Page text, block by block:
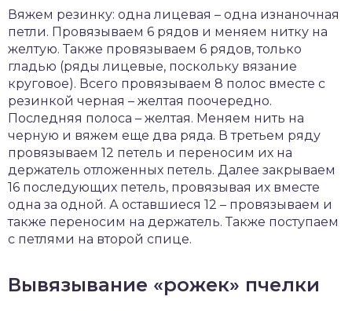
Вяжем резинку: одна лицевая – одна изнаночная
петли. Провязываем 6 рядов и меняем нитку на
желтую. Также провязываем 6 рядов, только
гладью (ряды лицевые, поскольку вязание
круговое). Всего провязываем 8 полос вместе с
резинкой черная – желтая поочередно.
Последняя полоса – желтая. Меняем нить на
черную и вяжем еще два ряда. В третьем ряду
провязываем 12 петель и переносим их на
держатель отложенных петель. Далее закрываем
16 последующих петель, провязывая их вместе
одна за одной. А оставшиеся 12 – провязываем и
также переносим на держатель. Также поступаем
с петлями на второй спице.
Вывязывание «рожек» пчелки